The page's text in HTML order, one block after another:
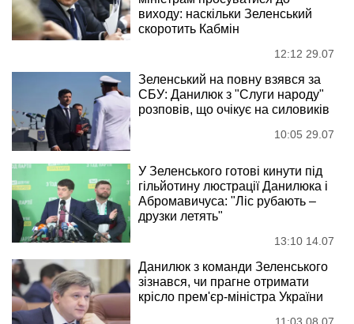
виходу: наскільки Зеленський
скоротить Кабмін
12:12 29.07
Зеленський на повну взявся за
СБУ: Данилюк з "Слуги народу"
розповів, що очікує на силовиків
10:05 29.07
У Зеленського готові кинути під
гільйотину люстрації Данилюка і
Абромавичуса: "Ліс рубають –
друзки летять"
13:10 14.07
Данилюк з команди Зеленського
зізнався, чи прагне отримати
крісло прем'єр-міністра України